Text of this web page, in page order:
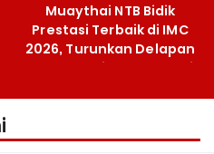
Muaythai NTB Bidik
Prestasi Terbaik di IMC
2026, Turunkan Delapan
Atlet ke Kejurnas Bekasi